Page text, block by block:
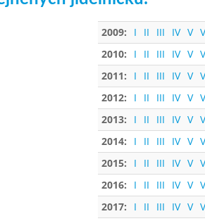
2009: I II III IV V
2010:
I II III IV V
2011:
I II III IV V
2012:
I II III IV V
2013:
I II III IV V
2014:
I II III IV V
2015:
I II III IV V
2016:
I II III IV V
2017:
I II III IV V